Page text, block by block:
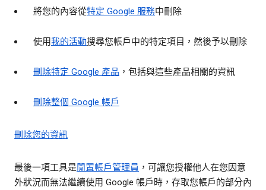
將您的內容從特定 Google 服務中刪除
使用我的活動搜尋您帳戶中的特定項目，然後予以刪除
刪除特定 Google 產品 ，包括與這些產品相關的資訊
刪除整個 Google 帳戶
刪除您的資訊
最後一項工具是閒置帳戶管理員 ，可讓您授權他人在您因意
外狀況而無法繼續使用 Google 帳戶時，存取您帳戶的部分內